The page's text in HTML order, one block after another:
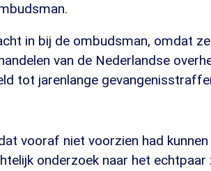
in bij de ombudsman, omdat
van de Nederlandse
tot jarenlange
vooraf niet voorzien had
onderzoek naar het